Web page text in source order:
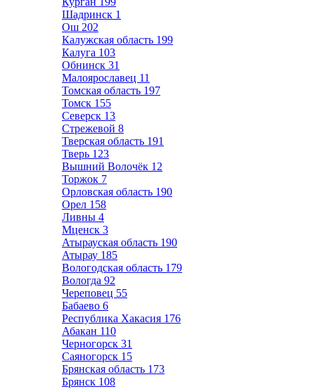
Шадринск 1
Ош 202
Калужская область 199
Калуга 103
Обнинск 31
Малоярославец 11
Томская область 197
Томск 155
Северск 13
Стрежевой 8
Тверская область 191
Тверь 123
Вышний Волочёк 12
Торжок 7
Орловская область 190
Орел 158
Ливны 4
Мценск 3
Атырауская область 190
Атырау 185
Вологодская область 179
Вологда 92
Череповец 55
Бабаево 6
Республика Хакасия 176
Абакан 110
Черногорск 31
Саяногорск 15
Брянская область 173
Брянск 108